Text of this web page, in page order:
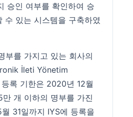
승인 여부를 확인하여 승
수 있는 시스템을 구축하였
부를 가지고 있는 회사의
İleti Yönetim
록 기한은 2020년 12월
만 개 이하의 명부를 가진
31일까지 IYS에 등록을